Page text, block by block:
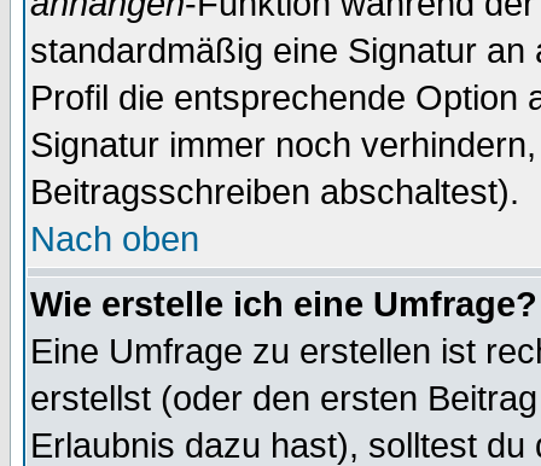
standardmäßig eine Signatur
Profil die entsprechende Option
Signatur immer noch
Beitragsschreiben abschaltest).
Nach oben
Wie erstelle ich eine Umfrage?
Eine Umfrage zu erstellen ist
erstellst (oder den ersten
Erlaubnis dazu hast), solltest